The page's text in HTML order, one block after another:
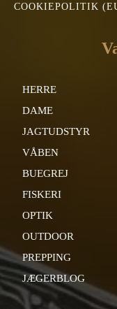
COOKIEPOLITIK
HERRE
DAME
JAGTUDSTYR
VÅBEN
BUEGREJ
FISKERI
OPTIK
OUTDOOR
PREPPING
JÆGERBLOG